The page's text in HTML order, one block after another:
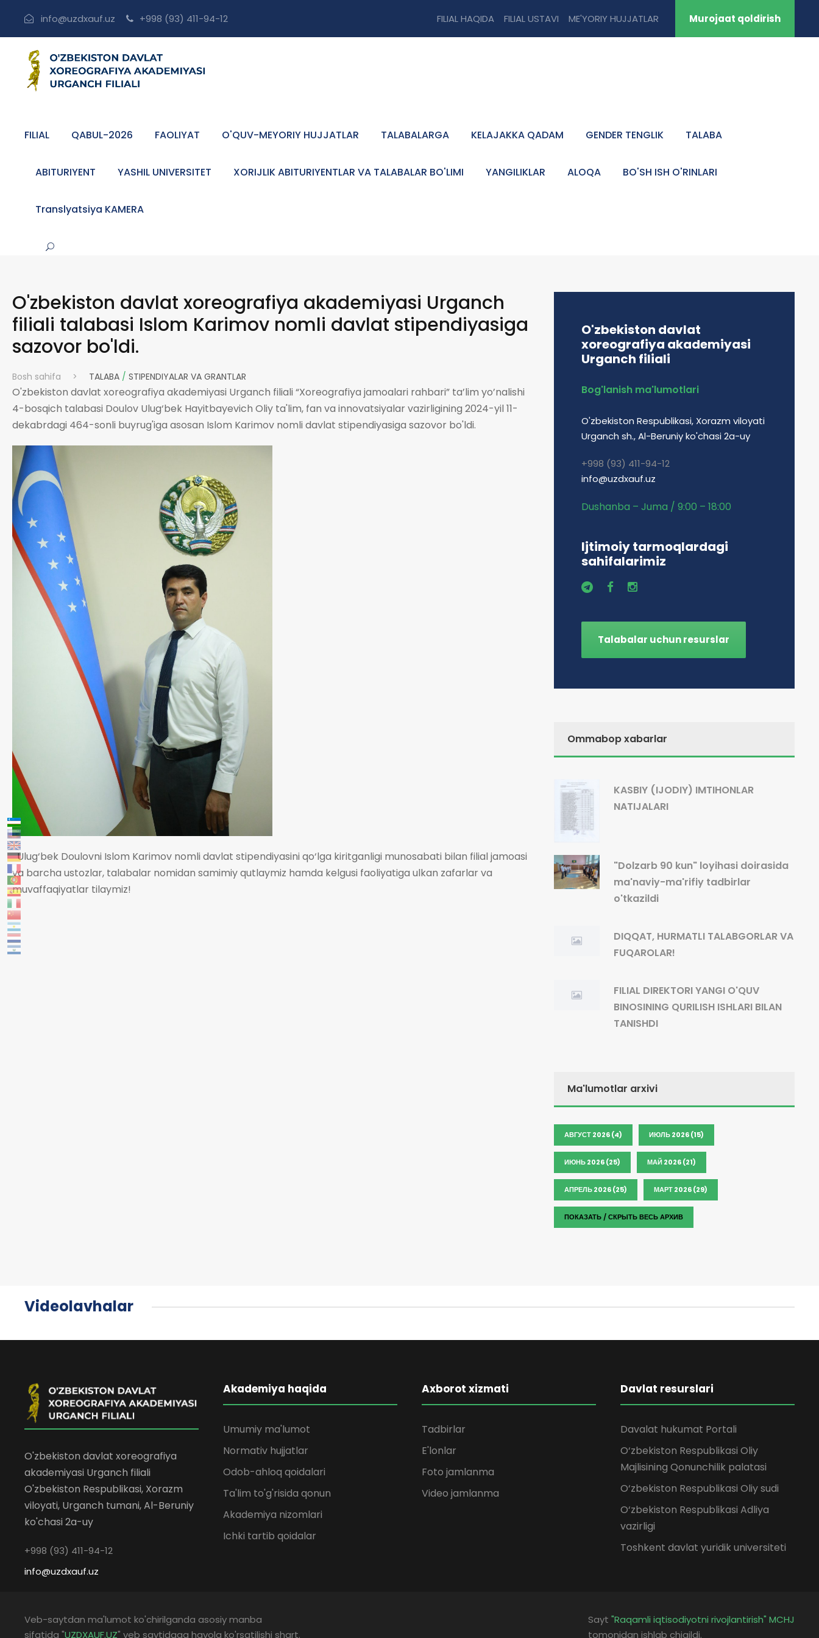
info@uzdxauf.uz +998 (93) 411-94-12 FILIAL HAQIDA FILIAL USTAVI ME'YORIY HUJJATLAR Murojaat qoldirish
FILIAL QABUL-2026 FAOLIYAT O'QUV-MEYORIY HUJJATLAR TALABALARGA KELAJAKKA QADAM GENDER TENGLIK TALABA
ABITURIYENT YASHIL UNIVERSITET XORIJLIK ABITURIYENTLAR VA TALABALAR BO'LIMI YANGILIKLAR ALOQA BO'SH ISH O'RINLARI
Translyatsiya KAMERA
O'zbekiston davlat xoreografiya akademiyasi Urganch
filiali talabasi Islom Karimov nomli davlat stipendiyasiga
sazovor bo'ldi.
Bosh sahifa > TALABA / STIPENDIYALAR VA GRANTLAR
O'zbekiston davlat xoreografiya akademiyasi Urganch filiali “Xoreografiya jamoalari rahbari” ta’lim yo’nalishi
4-bosqich talabasi Doulov Ulug‘bek Hayitbayevich Oliy ta'lim, fan va innovatsiyalar vazirligining 2024-yil 11-
dekabrdagi 464-sonli buyrug'iga asosan Islom Karimov nomli davlat stipendiyasiga sazovor bo'ldi.
Ulug‘bek Doulovni Islom Karimov nomli davlat stipendiyasini qo‘lga kiritganligi munosabati bilan filial jamoasi
va barcha ustozlar, talabalar nomidan samimiy qutlaymiz hamda kelgusi faoliyatiga ulkan zafarlar va
muvaffaqiyatlar tilaymiz!
O'zbekiston davlat
xoreografiya akademiyasi
Urganch filiali
Bog'lanish ma'lumotlari
O'zbekiston Respublikasi, Xorazm viloyati
Urganch sh., Al-Beruniy ko'chasi 2a-uy
+998 (93) 411-94-12
info@uzdxauf.uz
Dushanba – Juma / 9:00 – 18:00
Ijtimoiy tarmoqlardagi
sahifalarimiz
Talabalar uchun resurslar
Ommabop xabarlar
KASBIY (IJODIY) IMTIHONLAR
NATIJALARI
"Dolzarb 90 kun" loyihasi doirasida
ma'naviy-ma'rifiy tadbirlar
o'tkazildi
DIQQAT, HURMATLI TALABGORLAR VA
FUQAROLAR!
FILIAL DIREKTORI YANGI O'QUV
BINOSINING QURILISH ISHLARI BILAN
TANISHDI
Ma'lumotlar arxivi
АВГУСТ 2026 (4) ИЮЛЬ 2026 (15)
ИЮНЬ 2026 (25) МАЙ 2026 (21)
АПРЕЛЬ 2026 (25) МАРТ 2026 (29)
ПОКАЗАТЬ / СКРЫТЬ ВЕСЬ АРХИВ
Videolavhalar
O'zbekiston davlat xoreografiya
akademiyasi Urganch filiali
O'zbekiston Respublikasi, Xorazm
viloyati, Urganch tumani, Al-Beruniy
ko'chasi 2a-uy
+998 (93) 411-94-12
info@uzdxauf.uz
Akademiya haqida
Umumiy ma'lumot
Normativ hujjatlar
Odob-ahloq qoidalari
Ta'lim to'g'risida qonun
Akademiya nizomlari
Ichki tartib qoidalar
Axborot xizmati
Tadbirlar
E'lonlar
Foto jamlanma
Video jamlanma
Davlat resurslari
Davalat hukumat Portali
O‘zbekiston Respublikasi Oliy
Majlisining Qonunchilik palatasi
O‘zbekiston Respublikasi Oliy sudi
O‘zbekiston Respublikasi Adliya
vazirligi
Toshkent davlat yuridik universiteti
Veb-saytdan ma'lumot ko'chirilganda asosiy manba
sifatida "UZDXAUF.UZ" veb saytidaga havola ko'rsatilishi shart.
Sayt "Raqamli iqtisodiyotni rivojlantirish" MCHJ
tomonidan ishlab chiqildi.